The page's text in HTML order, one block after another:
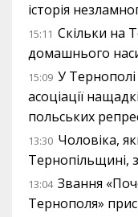
історія
15:11 Скільки на
домашнього
15:09 У Тернополі
асоціації
польських
13:30 Чоловіка,
13:04 Звання
Тернополя»